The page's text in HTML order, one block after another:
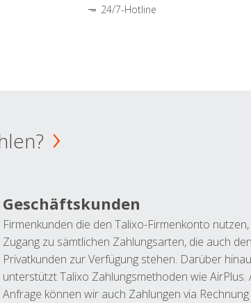
24/7-Hotline
Geschäftskunden
Firmenkunden die den Talixo-Firmenkonto
Zugang zu sämtlichen Zahlungsarten, die auch den
Privatkunden zur Verfügung stehen. Darüber
unterstützt Talixo Zahlungsmethoden wie AirPlus.
Anfrage können wir auch Zahlungen via